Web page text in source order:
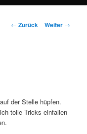
Beitrags-
← Zurück Weiter →
der Stelle hüpfen.
tolle Tricks einfallen